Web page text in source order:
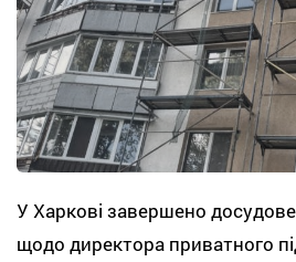
У Харкові завершено
щодо директора приватного